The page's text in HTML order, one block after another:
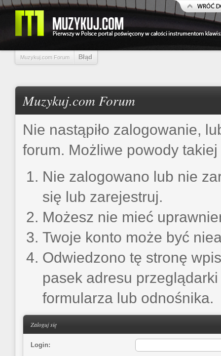
Muzykuj.com Forum Błąd
Muzykuj.com Forum
Nie nastąpiło zalogowanie,
forum. Możliwe powody
Nie zalogowano lub nie
się lub zarejestruj.
Możesz nie mieć
Twoje konto może być
Odwiedzono tę stronę
pasek adresu
formularza lub odnośnika.
Zaloguj się
Login: